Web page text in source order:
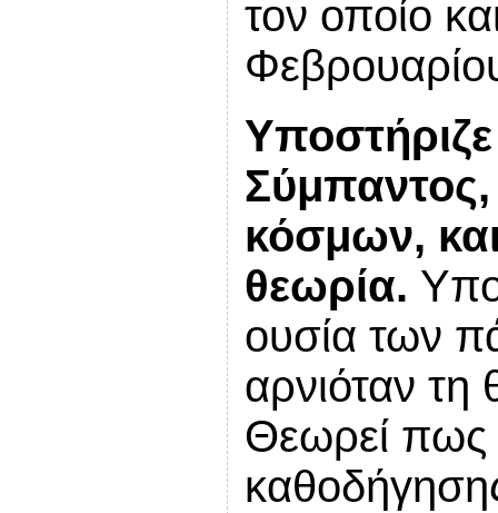
τον οποίο
κόσμων,
θεωρία.
ουσία των
αρνιόταν τη
Θεωρεί πως